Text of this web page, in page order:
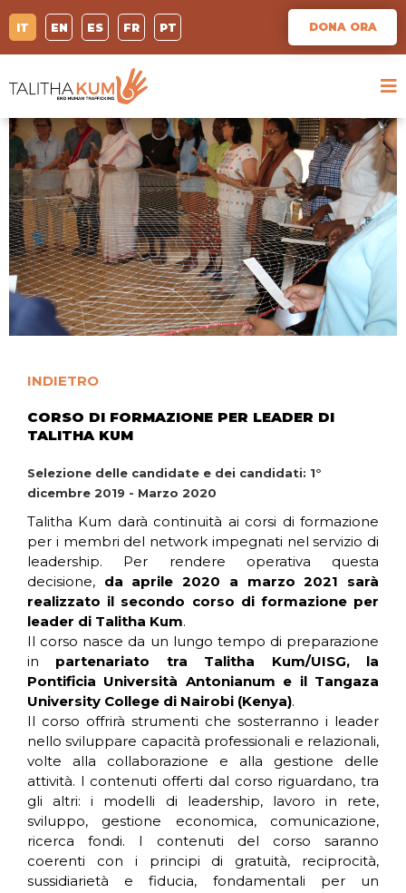
IT EN ES FR PT DONA ORA
INDIETRO
CORSO DI FORMAZIONE PER LEADER DI
TALITHA KUM
Selezione delle candidate e dei candidati: 1°
dicembre 2019 - Marzo 2020
Talitha Kum darà continuità ai corsi di formazione
per i membri del network impegnati nel servizio di
leadership. Per rendere operativa questa
decisione, da aprile 2020 a marzo 2021 sarà
realizzato il secondo corso di formazione per
leader di Talitha Kum.
Il corso nasce da un lungo tempo di preparazione
in partenariato tra Talitha Kum/UISG, la
Pontificia Università Antonianum e il Tangaza
University College di Nairobi (Kenya).
Il corso offrirà strumenti che sosterranno i leader
nello sviluppare capacità professionali e relazionali,
volte alla collaborazione e alla gestione delle
attività. I contenuti offerti dal corso riguardano, tra
gli altri: i modelli di leadership, lavoro in rete,
sviluppo, gestione economica, comunicazione,
ricerca fondi. I contenuti del corso saranno
coerenti con i principi di gratuità, reciprocità,
sussidiarietà e fiducia, fondamentali per un